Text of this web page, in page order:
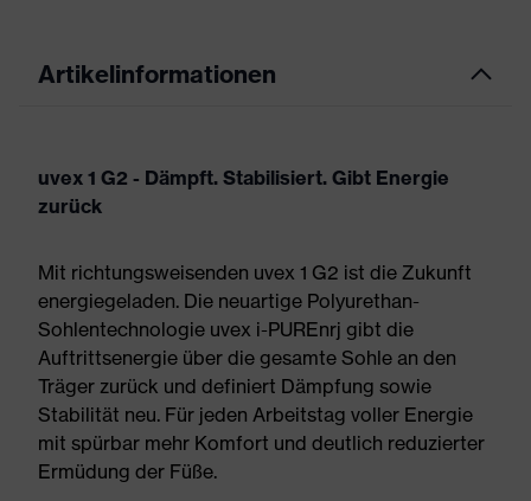
Artikelinformationen
uvex 1 G2 - Dämpft. Stabilisiert. Gibt Energie
zurück
Mit richtungsweisenden uvex 1 G2 ist die Zukunft
energiegeladen. Die neuartige Polyurethan-
Sohlentechnologie uvex i-PUREnrj gibt die
Auftrittsenergie über die gesamte Sohle an den
Träger zurück und definiert Dämpfung sowie
Stabilität neu. Für jeden Arbeitstag voller Energie
mit spürbar mehr Komfort und deutlich reduzierter
Ermüdung der Füße.